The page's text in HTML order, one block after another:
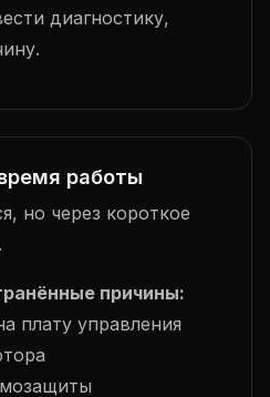
диагностику,
работы
но через короткое
причины:
плату управления